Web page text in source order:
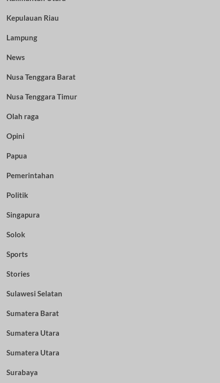
Kepulauan Riau
Lampung
News
Nusa Tenggara Barat
Nusa Tenggara Timur
Olah raga
Opini
Papua
Pemerintahan
Politik
Singapura
Solok
Sports
Stories
Sulawesi Selatan
Sumatera Barat
Sumatera Utara
Sumatera Utara
Surabaya